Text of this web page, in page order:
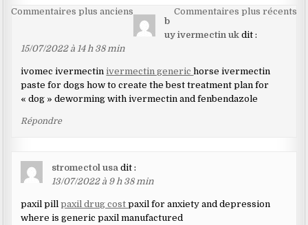
Navigation
les
commentaires
Commentaires plus anciens
Commentaires plus récents
b
uy ivermectin uk dit :
15/07/2022 à 14 h 38 min
ivomec ivermectin ivermectin generichorse ivermectin
paste for dogs how to create the best treatment plan for
« dog » deworming with ivermectin and fenbendazole
Répondre
stromectol usa dit :
13/07/2022 à 9 h 38 min
paxil pillpaxil drug costpaxil for anxiety and depression
where is generic paxil manufactured